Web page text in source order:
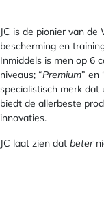
JC is de pionier van
bescherming en
Inmiddels is men op 6
niveaus; “Premium” en
specialistisch merk
biedt de allerbeste
innovaties.
JC laat zien dat beter